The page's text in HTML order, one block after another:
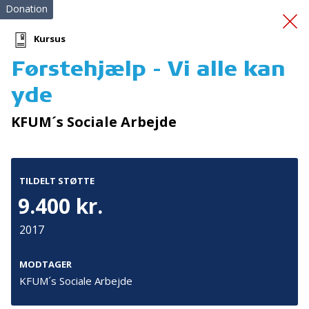
Fælles Fokus Giver
Fremgang 2
Donation
Kursus
Førstehjælp - Vi alle kan
yde
KFUM´s Sociale Arbejde
TILDELT STØTTE
9.400 kr.
2017
MODTAGER
KFUM´s Sociale Arbejde
Tilmeld nyhedsbrev
De seneste nyheder om TrygFondens og TryghedsGruppens
aktiviteter direkte i din indbakke.